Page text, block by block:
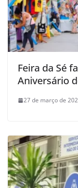
Feira da Sé
Aniversário
27 de março de